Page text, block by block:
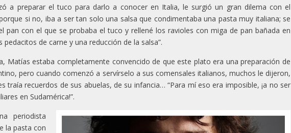
a preparar el tuco para darlo a conocer en Italia, le surgió un gran dilema con el
si no, iba a ser tan solo una salsa que condimentaba una pasta muy italiana; se
pan con el que se probaba el tuco y rellené los ravioles con miga de pan bañada en
de carne y una reducción de la salsa”.
Matías estaba completamente convencido de que este plato era una preparación de
pero cuando comenzó a servírselo a sus comensales italianos, muchos le dijeron,
traía recuerdos de sus abuelas, de su infancia… “Para mí eso era imposible, ¡a no ser
en Sudamérica!”.
periodista
la pasta con